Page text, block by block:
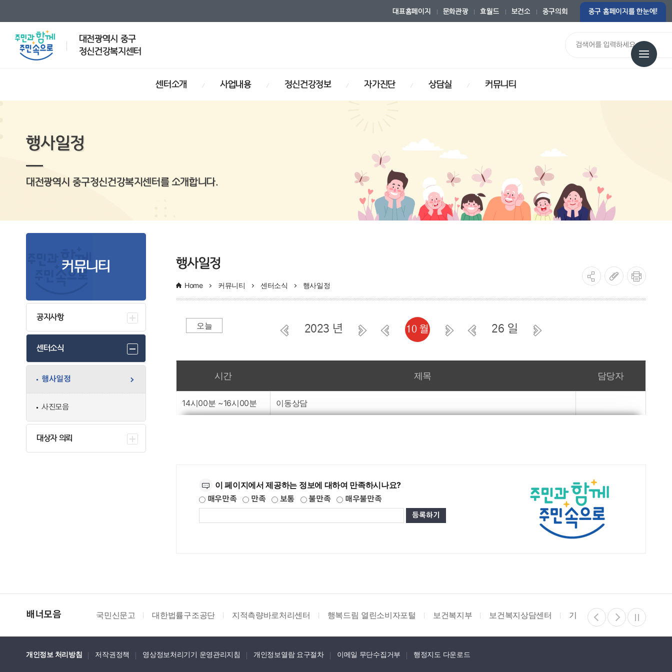
대표홈페이지 문화관광 효월드 보건소 중구의회 중구 홈페이지를 한눈에!
대전광역시 중구
정신건강복지센터
센터소개 사업내용 정신건강정보 자가진단 상담실 커뮤니티
행사일정
대전광역시 중구정신건강복지센터를 소개합니다.
커뮤니티
공지사항
센터소식
행사일정
사진모음
대상자 의뢰
행사일정
Home 커뮤니티 센터소식 행사일정
오늘 2023 년 10 월 26 일
일간 부서일정관리
시간 제목 담당자
14시00분 ~16시00분 이동상담
이 페이지에서 제공하는 정보에 대하여 만족하시나요?
매우만족 만족 보통 불만족 매우불만족
배너모음 국민신문고 대한법률구조공단 지적측량바로처리센터 행복드림 열린소비자포털 보건복지부 보건복지상담센터 기부행위 상시제한 안내부
개인정보 처리방침 저작권정책 영상정보처리기기 운영관리지침 개인정보열람 요구절차 이메일 무단수집거부 행정지도 다운로드